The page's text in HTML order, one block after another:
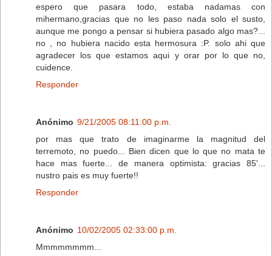
espero que pasara todo, estaba nadamas con
mihermano,gracias que no les paso nada solo el susto,
aunque me pongo a pensar si hubiera pasado algo mas?...
no , no hubiera nacido esta hermosura :P. solo ahi que
agradecer los que estamos aqui y orar por lo que no,
cuidence.
Responder
Anónimo 9/21/2005 08:11:00 p.m.
por mas que trato de imaginarme la magnitud del
terremoto, no puedo... Bien dicen que lo que no mata te
hace mas fuerte... de manera optimista: gracias 85'...
nustro pais es muy fuerte!!
Responder
Anónimo 10/02/2005 02:33:00 p.m.
Mmmmmmmm...